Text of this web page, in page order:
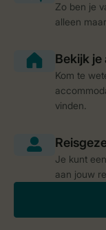
Zo ben je
alleen
Kom te
vinden.
Je kunt
aan jouw